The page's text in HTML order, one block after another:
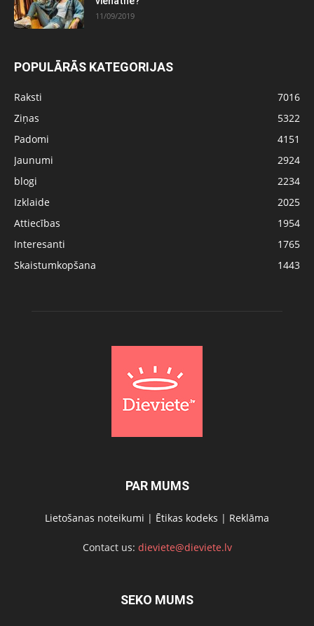
11/09/2019
POPULĀRĀS KATEGORIJAS
Raksti
7016
Ziņas
5322
Padomi
4151
Jaunumi
2924
blogi
2234
Izklaide
2025
Attiecības
1954
Interesanti
1765
Skaistumkopšana
1443
PAR MUMS
Lietošanas noteikumi | Ētikas kodeks | Reklāma
Contact us: dieviete@dieviete.lv
SEKO MUMS